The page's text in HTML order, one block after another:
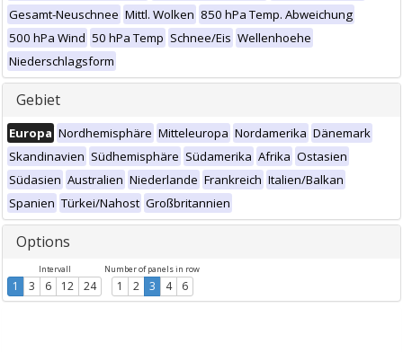
Gesamt-Neuschnee Mittl. Wolken 850 hPa Temp. Abweichung
500 hPa Wind 50 hPa Temp Schnee/Eis Wellenhoehe
Niederschlagsform
Gebiet
Europa Nordhemisphäre Mitteleuropa Nordamerika Dänemark
Skandinavien Südhemisphäre Südamerika Afrika Ostasien
Südasien Australien Niederlande Frankreich Italien/Balkan
Spanien Türkei/Nahost Großbritannien
Options
Intervall
1 3 6 12 24
Number of panels in row
1 2 3 4 6